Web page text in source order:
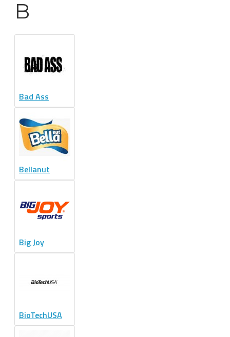
B
Bad Ass
Bellanut
Big Joy
BioTechUSA